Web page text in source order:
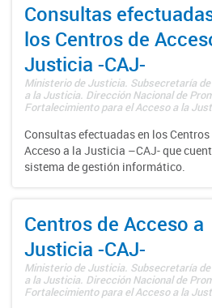
Consultas
los Centros de
Justicia -CAJ-
Ministerio de Justicia. Subsecretaría
a la Justicia. Dirección Nacional de
Fortalecimiento para el Acceso a la
Consultas efectuadas en los Centros
Acceso a la Justicia –CAJ- que
sistema de gestión informático.
Centros de Acceso a
Justicia -CAJ-
Ministerio de Justicia. Subsecretaría
a la Justicia. Dirección Nacional de
Fortalecimiento para el Acceso a la